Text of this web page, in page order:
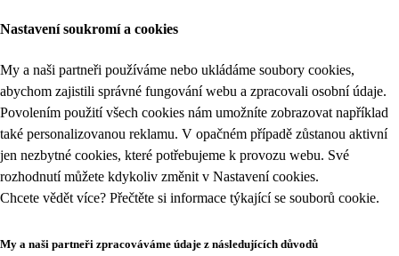
Nastavení soukromí a cookies
My a naši partneři používáme nebo ukládáme soubory cookies,
abychom zajistili správné fungování webu a zpracovali osobní údaje.
Povolením použití všech cookies nám umožníte zobrazovat například
také personalizovanou reklamu. V opačném případě zůstanou aktivní
jen nezbytné cookies, které potřebujeme k provozu webu. Své
rozhodnutí můžete kdykoliv změnit v Nastavení cookies.
Chcete vědět více? Přečtěte si informace týkající se souborů cookie.
My a naši partneři zpracováváme údaje z následujících důvodů